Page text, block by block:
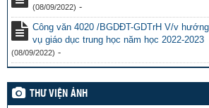
học thêm trên địa bàn tỉnh Đắk Lắk
(22/12/2025)
(08/09/2022) -
Công văn 4020 /BGDĐT-GDTrH V/v
vụ giáo dục trung học năm học 2022-2023
(08/09/2022) -
THƯ VIỆN ẢNH